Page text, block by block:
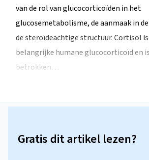
van de rol van glucocorticoïden in het
glucosemetabolisme, de aanmaak in
de steroïdeachtige structuur. Cortisol
belangrijke humane glucocorticoïd en
betrokken…
Gratis dit artikel lezen?